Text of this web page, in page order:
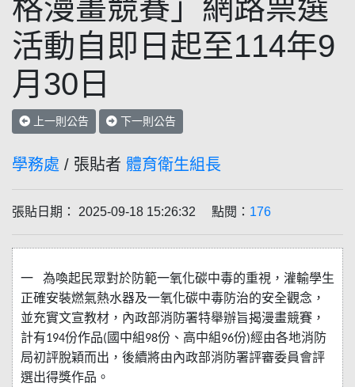
格漫畫競賽」網路票選
活動自即日起至114年9
月30日
上一則公告 下一則公告
學務處 / 張貼者 體育衛生組長
張貼日期： 2025-09-18 15:26:32 點閱： 176
一 為喚起民眾對於防範一氧化碳中毒的重視，灌輸學生
正確安裝燃氣熱水器及一氧化碳中毒防治的安全觀念，
並充實文宣教材，內政部消防署特舉辦旨揭漫畫競賽，
計有194份作品( 國中組98份、高中組96份)經由各地消防
局初評脫穎而出，後續將由內政部消防署評審委員會評
選出得獎作品。